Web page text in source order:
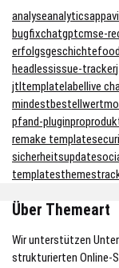
analyseanalyticsapp
bugfixchatgptcmse-
erfolgsgeschichtefood
headlessissue-tracker
jtltemplatelabellive
mindestbestellwert
pfand-pluginpro
remake template
sicherheitsupdate
templatesthemes
Über Themeart
Wir unterstützen
strukturierten Online-